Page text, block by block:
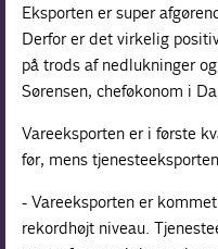
Eksporten er super
Derfor er det virkelig
på trods af nedlukninger
Sørensen, cheføkonom i
Vareeksporten er i første
før, mens
- Vareeksporten er
rekordhøjt niveau.